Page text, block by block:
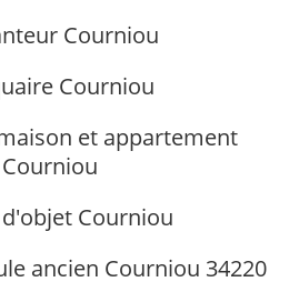
Courniou
Courniou
et appartement
Courniou
d'objet Courniou
ancien Courniou 34220